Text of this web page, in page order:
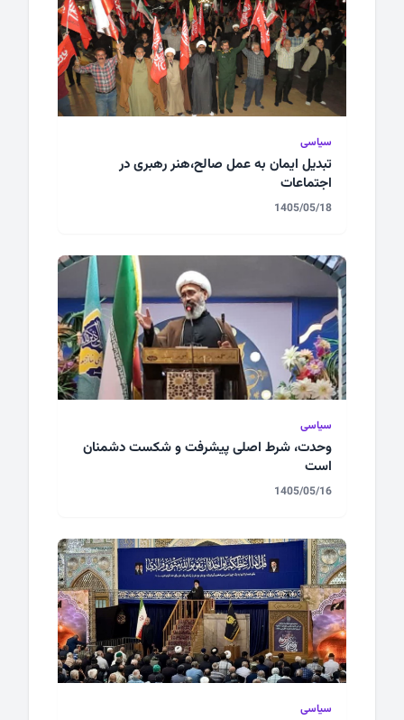
سیاسی
تبدیل ایمان به عمل صالح،هنر رهبری در
اجتماعات
1405/05/18
سیاسی
وحدت، شرط اصلی پیشرفت و شکست دشمنان
است
1405/05/16
سیاسی